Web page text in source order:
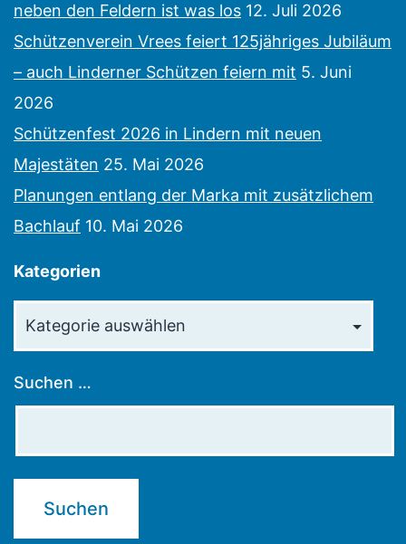
neben den Feldern ist was los 12. Juli 2026
Schützenverein Vrees feiert 125jähriges Jubiläum
– auch Linderner Schützen feiern mit 5. Juni
2026
Schützenfest 2026 in Lindern mit neuen
Majestäten 25. Mai 2026
Planungen entlang der Marka mit zusätzlichem
Bachlauf 10. Mai 2026
Kategorien
Suchen …